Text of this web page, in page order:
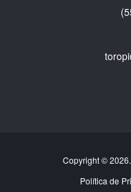
Copyright ©
Política de